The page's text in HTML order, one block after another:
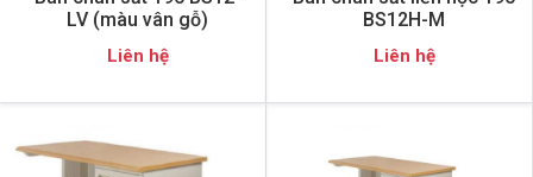
LV (màu vân gỗ)
Liên hệ
BS12H-M
Liên hệ